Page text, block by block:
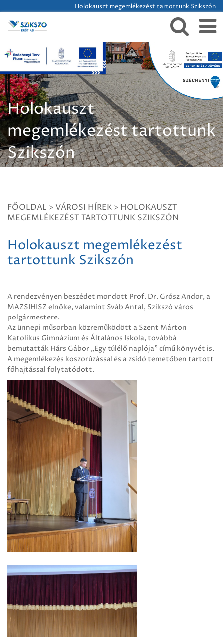
Holokauszt megemlékezést tartottunk Szikszón
Holokauszt
megemlékezést tartottunk
Szikszón
FŐOLDAL > VÁROSI HÍREK > HOLOKAUSZT
MEGEMLÉKEZÉST TARTOTTUNK SZIKSZÓN
Holokauszt megemlékezést
tartottunk Szikszón
A rendezvényen beszédet mondott Prof. Dr. Grósz Andor, a
MAZSIHISZ elnöke, valamint Sváb Antal, Szikszó város
polgármestere.
Az ünnepi műsorban közreműködött a Szent Márton
Katolikus Gimnázium és Általános Iskola, továbbá
bemutatták Hárs Gábor „Egy túlélő naplója” című könyvét is.
A megemlékezés koszorúzással és a zsidó temetőben tartott
főhajtással folytatódott.